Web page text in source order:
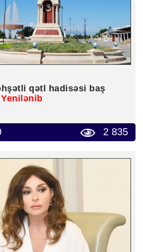
qətl hadisəsi baş
2 835